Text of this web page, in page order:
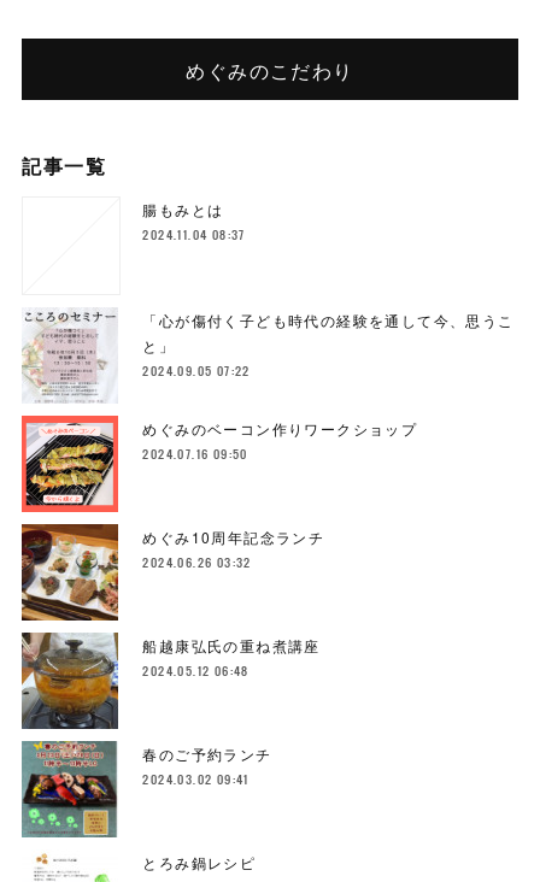
めぐみのこだわり
記事一覧
腸もみとは
2024.11.04 08:37
「心が傷付く子ども時代の経験を通して今、思うこ
と」
2024.09.05 07:22
めぐみのベーコン作りワークショップ
2024.07.16 09:50
めぐみ10周年記念ランチ
2024.06.26 03:32
船越康弘氏の重ね煮講座
2024.05.12 06:48
春のご予約ランチ
2024.03.02 09:41
とろみ鍋レシピ